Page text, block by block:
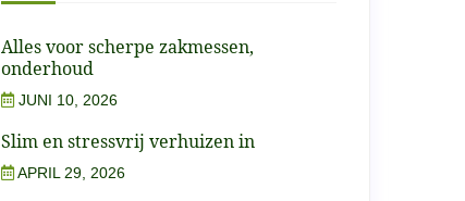
Alles voor scherpe zakmessen,
onderhoud
JUNI 10, 2026
Slim en stressvrij verhuizen in
APRIL 29, 2026